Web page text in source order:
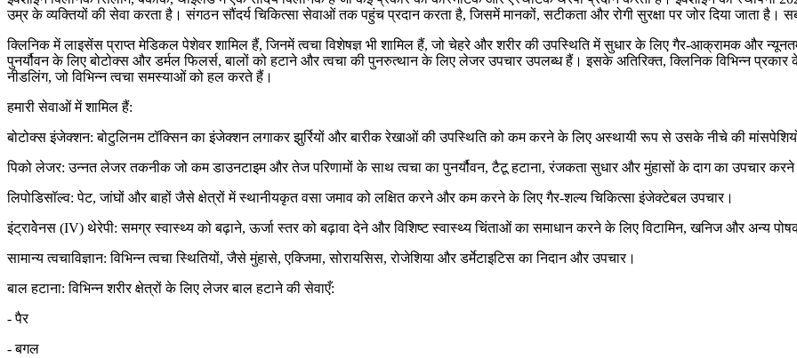
उम्र के व्यक्तियों की सेवा करता है। संगठन सौंदर्य चिकित्सा सेवाओं तक पहुंच प्रदान करता है, जिसमें मानकों, सटीकता और रोगी सुरक्षा पर जोर दिया जाता
क्लिनिक में लाइसेंस प्राप्त मेडिकल पेशेवर शामिल हैं, जिनमें त्वचा विशेषज्ञ भी शामिल हैं, जो चेहरे और शरीर की उपस्थिति में सुधार के लिए गैर-आक्रामक और
पुनर्यौवन के लिए बोटोक्स और डर्मल फिलर्स, बालों को हटाने और त्वचा की पुनरुत्थान के लिए लेजर उपचार उपलब्ध हैं। इसके अतिरिक्त, क्लिनिक विभिन्न
नीडलिंग, जो विभिन्न त्वचा समस्याओं को हल करते हैं।
हमारी सेवाओं में शामिल हैं:
बोटोक्स इंजेक्शन: बोटुलिनम टॉक्सिन का इंजेक्शन लगाकर झुर्रियों और बारीक रेखाओं की उपस्थिति को कम करने के लिए अस्थायी रूप से उसके नीचे की
पिको लेजर: उन्नत लेजर तकनीक जो कम डाउनटाइम और तेज परिणामों के साथ त्वचा का पुनर्यौवन, टैटू हटाना, रंजकता सुधार और मुंहासों के दाग का उपचार
लिपोडिसॉल्व: पेट, जांघों और बाहों जैसे क्षेत्रों में स्थानीयकृत वसा जमाव को लक्षित करने और कम करने के लिए गैर-शल्य चिकित्सा इंजेक्टेबल उपचार।
इंट्रावेेनस (IV) थेरेपी: समग्र स्वास्थ्य को बढ़ाने, ऊर्जा स्तर को बढ़ावा देने और विशिष्ट स्वास्थ्य चिंताओं का समाधान करने के लिए विटामिन, खनिज और अन्य
सामान्य त्वचाविज्ञान: विभिन्न त्वचा स्थितियों, जैसे मुंहासे, एक्जिमा, सोरायसिस, रोजेशिया और डर्मेटाइटिस का निदान और उपचार।
बाल हटाना: विभिन्न शरीर क्षेत्रों के लिए लेजर बाल हटाने की सेवाएँ:
- पैर
- बगल